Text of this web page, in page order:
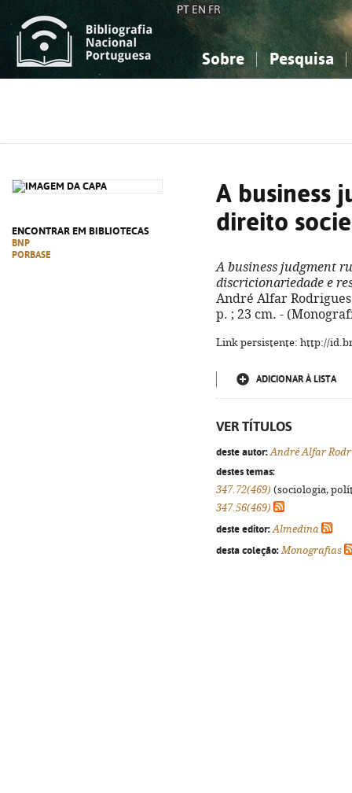
PT EN FR
Sobre Pesquisa
ENCONTRAR EM BIBLIOTECAS
BNP
PORBASE
A business
direito
A business judgment
discricionariedade e
André Alfar
p. ; 23 cm. -
Link persistente: http://
ADICIONAR À LISTA
VER TÍTULOS
deste autor: André Alfar
destes temas:
347.72(469) (sociologia,
347.56(469)
deste editor: Almedina
desta coleção: Monografias